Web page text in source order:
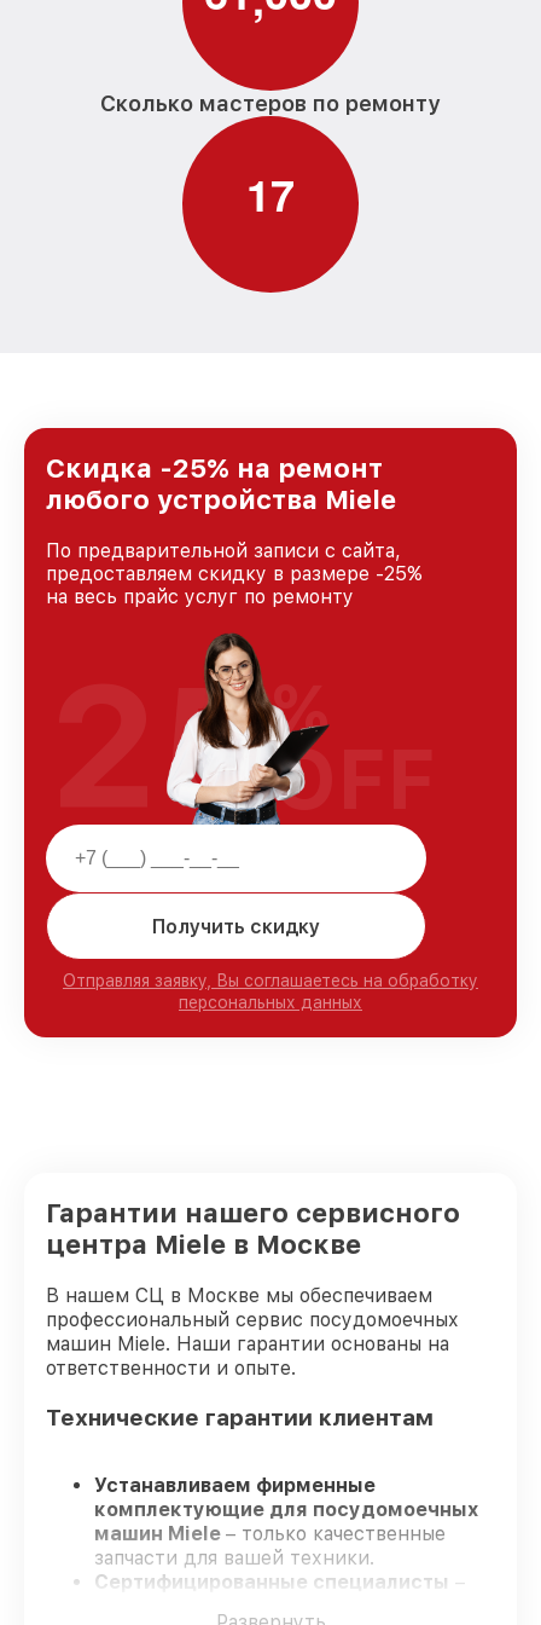
Сколько мастеров по ремонту
17
Скидка -25% на ремонт
любого устройства Miele
По предварительной записи с сайта,
предоставляем скидку в размере -25%
на весь прайс услуг по ремонту
Получить скидку
Отправляя заявку, Вы соглашаетесь на обработку
персональных данных
25%
OFF
Гарантии нашего сервисного
центра Miele в Москве
В нашем СЦ в Москве мы обеспечиваем
профессиональный сервис посудомоечных
машин Miele. Наши гарантии основаны на
ответственности и опыте.
Технические гарантии клиентам
Устанавливаем фирменные
комплектующие для посудомоечных
машин Miele – только качественные
запчасти для вашей техники.
Сертифицированные специалисты –